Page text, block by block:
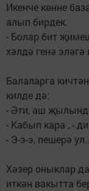
Икенче көнне
алып бирдек.
- Болар бит
хәлдә генә
Балаларга
килде дә:
- Әти, аш
- Кабып кара , -
- Э-э-э, пешерә
Хәзер оныклар
иткән вакытта